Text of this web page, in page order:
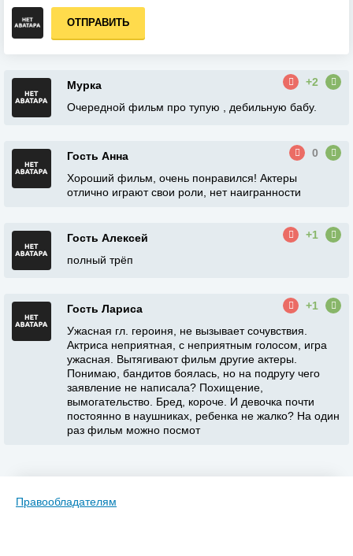
ОТПРАВИТЬ
Мурка
+2
Очередной фильм про тупую , дебильную бабу.
Гость Анна
0
Хороший фильм, очень понравился! Актеры
отлично играют свои роли, нет наигранности
Гость Алексей
+1
полный трёп
Гость Лариса
+1
Ужасная гл. героиня, не вызывает сочувствия.
Актриса неприятная, с неприятным голосом, игра
ужасная. Вытягивают фильм другие актеры.
Понимаю, бандитов боялась, но на подругу чего
заявление не написала? Похищение,
вымогательство. Бред, короче. И девочка почти
постоянно в наушниках, ребенка не жалко? На один
раз фильм можно посмот
Правообладателям